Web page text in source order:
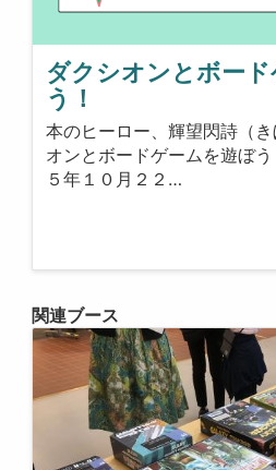
ダクシオンとボー
う！
本のヒーロー、輝望閃詩（
オンとボードゲームを遊ぼ
５年１０月２２…
関連ブース